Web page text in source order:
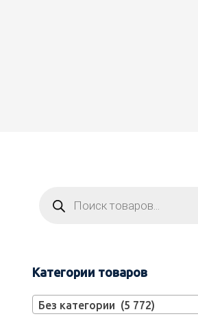
Категории товаров
Без категории (5 772)